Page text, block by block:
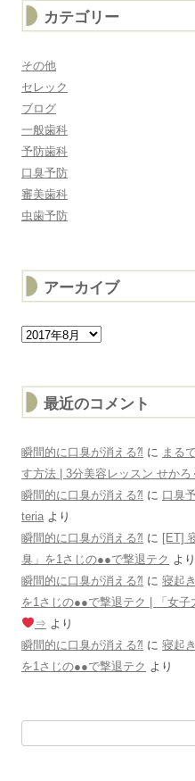
カテゴリー
その他
セレック
ブログ
一般歯科
予防歯科
口臭予防
審美歯科
虫歯予防
アーカイブ
ア
ー
最近のコメント
瞬間的に口臭が消える⁈ に まる
す方法 | 3分美容レッスン せかろ
瞬間的に口臭が消える⁈ に 口臭
teria より
瞬間的に口臭が消える⁈ に [ET]
臭」を1さじの●●で撃退テク より
瞬間的に口臭が消える⁈ に 寝起
を1さじの●●で撃退テク | 「女
⇒ より
瞬間的に口臭が消える⁈ に 寝起
を1さじの●●で撃退テク より
索: